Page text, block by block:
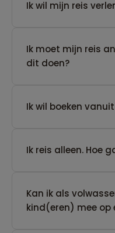
Ik wil mijn reis
Ik moet mijn reis
dit doen?
Ik wil boeken
​Ik reis alleen. Hoe
Kan ik als
kind(eren) mee op